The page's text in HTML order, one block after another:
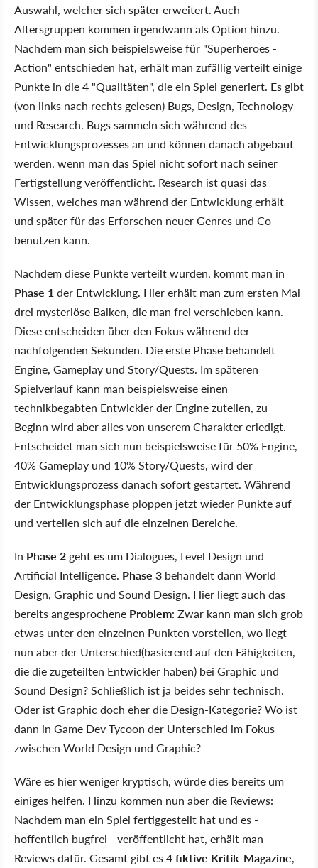
Auswahl, welcher sich später erweitert. Auch
Altersgruppen kommen irgendwann als Option hinzu.
Nachdem man sich beispielsweise für "Superheroes -
Action" entschieden hat, erhält man zufällig verteilt einige
Punkte in die 4 "Qualitäten", die ein Spiel generiert. Es gibt
(von links nach rechts gelesen) Bugs, Design, Technology
und Research. Bugs sammeln sich während des
Entwicklungsprozesses an und können danach abgebaut
werden, wenn man das Spiel nicht sofort nach seiner
Fertigstellung veröffentlicht. Research ist quasi das
Wissen, welches man während der Entwicklung erhält
und später für das Erforschen neuer Genres und Co
benutzen kann.
Nachdem diese Punkte verteilt wurden, kommt man in
Phase 1der Entwicklung. Hier erhält man zum ersten Mal
drei mysteriöse Balken, die man frei verschieben kann.
Diese entscheiden über den Fokus während der
nachfolgenden Sekunden. Die erste Phase behandelt
Engine, Gameplay und Story/Quests. Im späteren
Spielverlauf kann man beispielsweise einen
technikbegabten Entwickler der Engine zuteilen, zu
Beginn wird aber alles von unserem Charakter erledigt.
Entscheidet man sich nun beispielsweise für 50% Engine,
40% Gameplay und 10% Story/Quests, wird der
Entwicklungsprozess danach sofort gestartet. Während
der Entwicklungsphase ploppen jetzt wieder Punkte auf
und verteilen sich auf die einzelnen Bereiche.
In Phase 2 geht es um Dialogues, Level Design und
Artificial Intelligence. Phase 3 behandelt dann World
Design, Graphic und Sound Design. Hier liegt auch das
bereits angesprochene Problem: Zwar kann man sich grob
etwas unter den einzelnen Punkten vorstellen, wo liegt
nun aber der Unterschied(basierend auf den Fähigkeiten,
die die zugeteilten Entwickler haben) bei Graphic und
Sound Design? Schließlich ist ja beides sehr technisch.
Oder ist Graphic doch eher die Design-Kategorie? Wo ist
dann in Game Dev Tycoon der Unterschied im Fokus
zwischen World Design und Graphic?
Wäre es hier weniger kryptisch, würde dies bereits um
einiges helfen. Hinzu kommen nun aber die Reviews:
Nachdem man ein Spiel fertiggestellt hat und es -
hoffentlich bugfrei - veröffentlicht hat, erhält man
Reviews dafür. Gesamt gibt es 4fiktive Kritik-Magazine,